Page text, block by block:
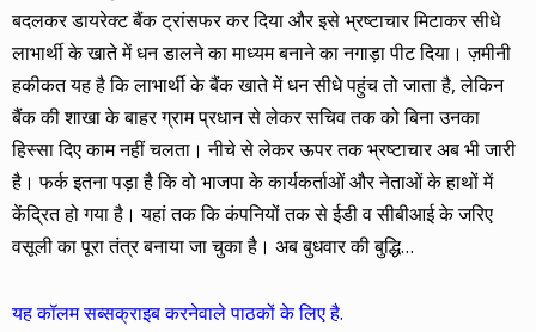
बदलकर डायरेक्ट बैंक ट्रांसफर कर दिया और इसे भ्रष्टाचार मिटाकर सीधे
लाभार्थी के खाते में धन डालने का माध्यम बनाने का नगाड़ा पीट दिया। ज़मीनी
हकीकत यह है कि लाभार्थी के बैंक खाते में धन सीधे पहुंच तो जाता है, लेकिन
बैंक की शाखा के बाहर ग्राम प्रधान से लेकर सचिव तक को बिना उनका
हिस्सा दिए काम नहीं चलता। नीचे से लेकर ऊपर तक भ्रष्टाचार अब भी जारी
है। फर्क इतना पड़ा है कि वो भाजपा के कार्यकर्ताओं और नेताओं के हाथों में
केंद्रित हो गया है। यहां तक कि कंपनियों तक से ईडी व सीबीआई के जरिए
वसूली का पूरा तंत्र बनाया जा चुका है। अब बुधवार की बुद्धि…
यह कॉलम सब्सक्राइब करनेवाले पाठकों के लिए है.